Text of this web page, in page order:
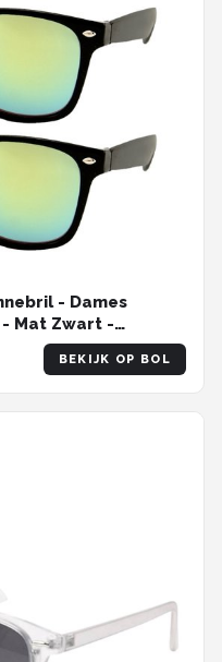
- Dames
- Mat Zwart -
3 Stuks
BEKIJK OP BOL